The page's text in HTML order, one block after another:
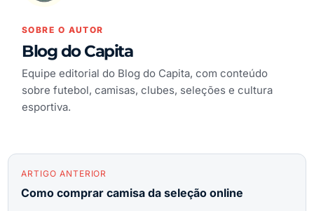
SOBRE O AUTOR
Blog do Capita
Equipe editorial do Blog do Capita, com conteúdo
sobre futebol, camisas, clubes, seleções e cultura
esportiva.
ARTIGO ANTERIOR
Como comprar camisa da seleção online